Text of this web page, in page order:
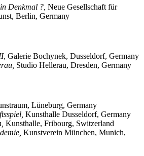
Denkmal ?, Neue Gesellschaft für
Berlin, Germany
Galerie Bochynek, Dusseldorf, Germany
Studio Hellerau, Dresden, Germany
Lüneburg, Germany
Kunsthalle Dusseldorf, Germany
Kunsthalle, Fribourg, Switzerland
Kunstverein München, Munich,